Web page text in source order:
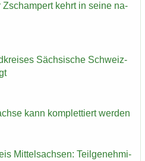
Zscham­pert kehrt in seine na­
Säch­si­sche Schweiz-​
kann kom­plet­tiert wer­den
Mit­tel­sach­sen: Teil­ge­neh­mi­